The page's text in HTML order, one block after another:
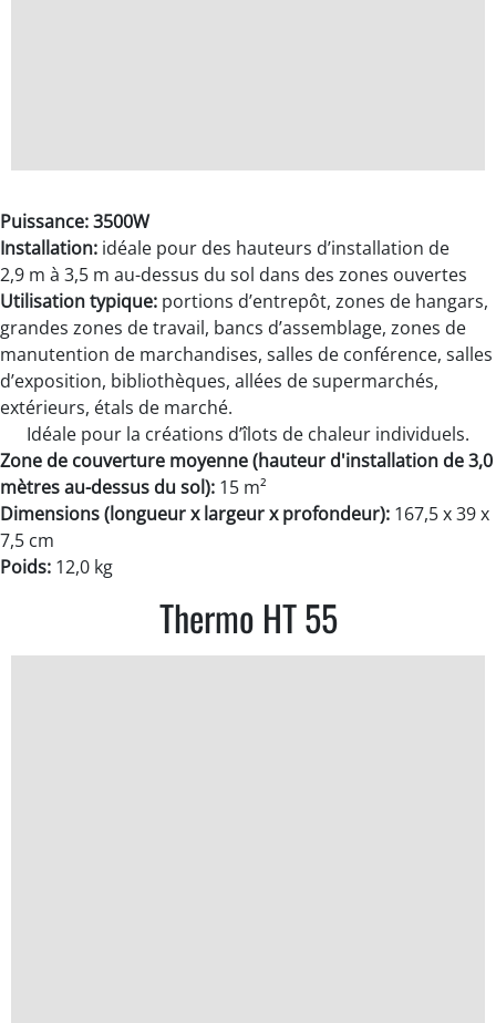
Puissance: 3500W
Installation: idéale pour des hauteurs d’installation de
2,9 m à 3,5 m au-dessus du sol dans des zones ouvertes
Utilisation typique: portions d’entrepôt, zones de hangars,
grandes zones de travail, bancs d’assemblage, zones de
manutention de marchandises, salles de conférence, salles
d’exposition, bibliothèques, allées de supermarchés,
extérieurs, étals de marché.
Idéale pour la créations d’îlots de chaleur individuels.
Zone de couverture moyenne (hauteur d'installation de 3,0
mètres au-dessus du sol): 15 m²
Dimensions (longueur x largeur x profondeur): 167,5 x 39 x
7,5 cm
Poids: 12,0 kg
Thermo HT 55